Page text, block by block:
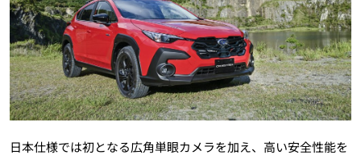
日本仕様では初となる広角単眼カメラを加え、高い安全性能を